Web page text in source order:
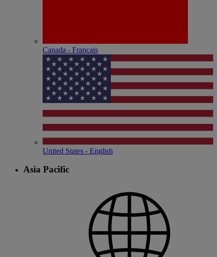
Canada - Français
United States - English
Asia Pacific